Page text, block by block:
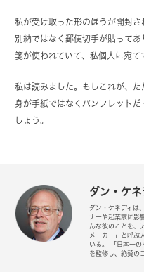
私が受け取った形のほうが開封
別納ではなく郵便切手が貼って
箋が使われていて、私個人に宛て
私は読みました。もしこれが、
身が手紙ではなくパンフレット
しょう。
ダン・ケネ
ダン・ケネディは
ナーや起業家に影
んな彼のことを、
メーカー」と呼ぶ
いる。 「日本一
を監修し、絶賛の